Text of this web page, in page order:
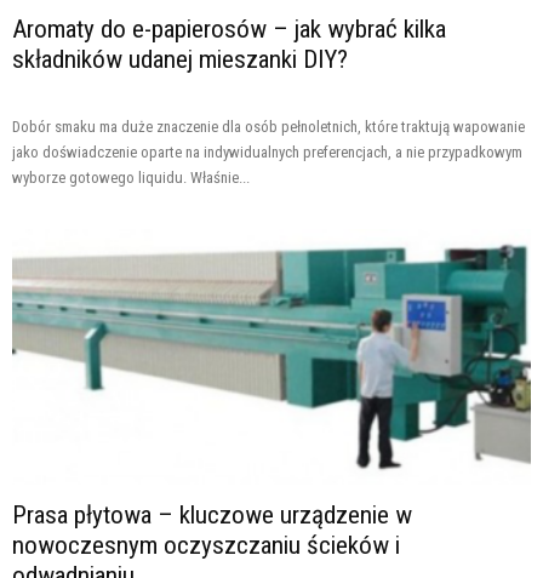
Aromaty do e-papierosów – jak wybrać kilka
składników udanej mieszanki DIY?
Dobór smaku ma duże znaczenie dla osób pełnoletnich, które traktują wapowanie
jako doświadczenie oparte na indywidualnych preferencjach, a nie przypadkowym
wyborze gotowego liquidu. Właśnie...
Prasa płytowa – kluczowe urządzenie w
nowoczesnym oczyszczaniu ścieków i